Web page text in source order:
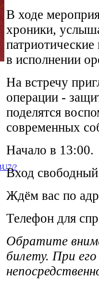
?
В ходе
хроники,
в исполнении
На встречу
операции -
поделятся
современных
Начало в 13:00.
Вход
Ждём вас по
Телефон для
Обратите
билету. При